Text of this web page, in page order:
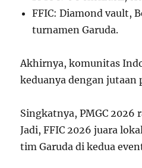
FFIC: Diamond vault,
turnamen Garuda.
Akhirnya, komunitas
keduanya dengan jutaan
Singkatnya, PMGC 2026
Jadi, FFIC 2026 juara
tim Garuda di kedua